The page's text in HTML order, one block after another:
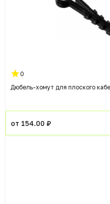
0
Дюбель-хомут для плоского
от 154.00 ₽